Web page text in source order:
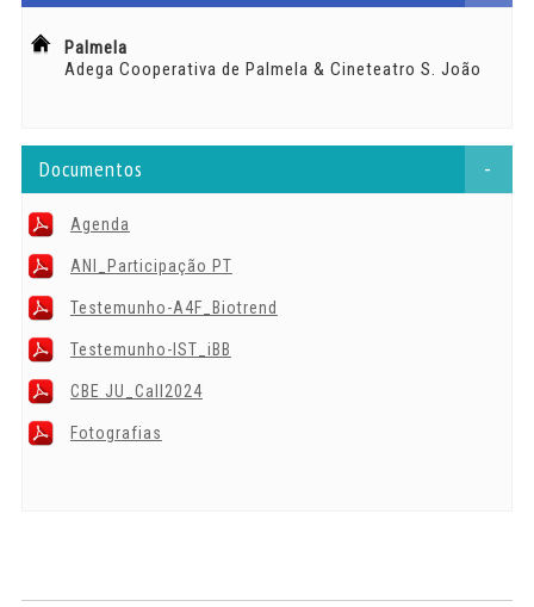
Palmela
Adega Cooperativa de Palmela & Cineteatro S. João
Documentos -
Agenda
ANI_Participação PT
Testemunho-A4F_Biotrend
Testemunho-IST_iBB
CBE JU_Call2024
Fotografias